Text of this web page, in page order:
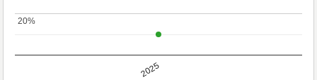
2025
20%
20%